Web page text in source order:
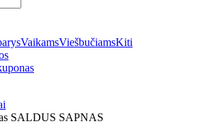
VaikamsViešbučiamsKiti
SALDUS SAPNAS